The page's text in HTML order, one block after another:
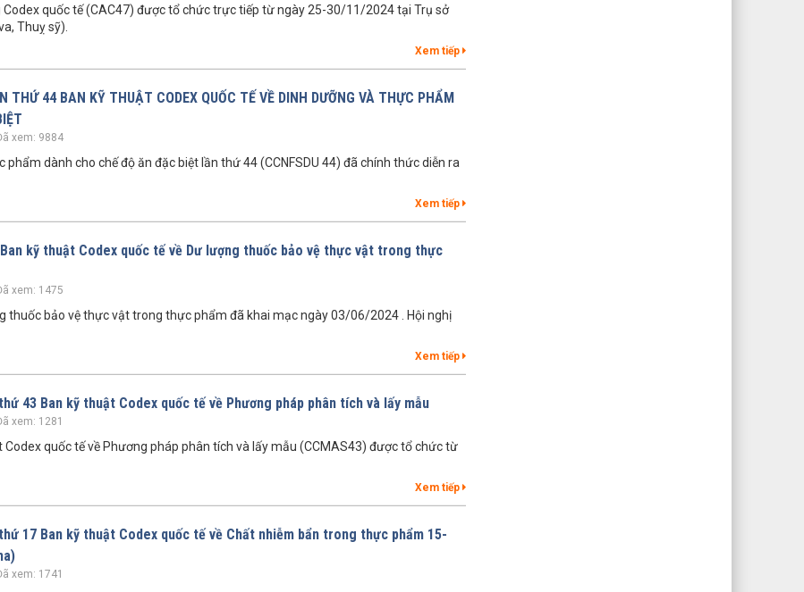
Codex quốc tế (CAC47) được tổ chức trực tiếp từ ngày 25-30/11/2024 tại Trụ sở
Thuỵ sỹ).
Xem tiếp
44 BAN KỸ THUẬT CODEX QUỐC TẾ VỀ DINH DƯỠNG VÀ THỰC PHẨM
xem: 9884
dành cho chế độ ăn đặc biệt lần thứ 44 (CCNFSDU 44) đã chính thức diễn ra
Xem tiếp
kỹ thuật Codex quốc tế về Dư lượng thuốc bảo vệ thực vật trong thực
xem: 1475
thuốc bảo vệ thực vật trong thực phẩm đã khai mạc ngày 03/06/2024 . Hội nghị
Xem tiếp
43 Ban kỹ thuật Codex quốc tế về Phương pháp phân tích và lấy mẫu
xem: 1281
Codex quốc tế về Phương pháp phân tích và lấy mẫu (CCMAS43) được tổ chức từ
Xem tiếp
17 Ban kỹ thuật Codex quốc tế về Chất nhiễm bẩn trong thực phẩm 15-
xem: 1741